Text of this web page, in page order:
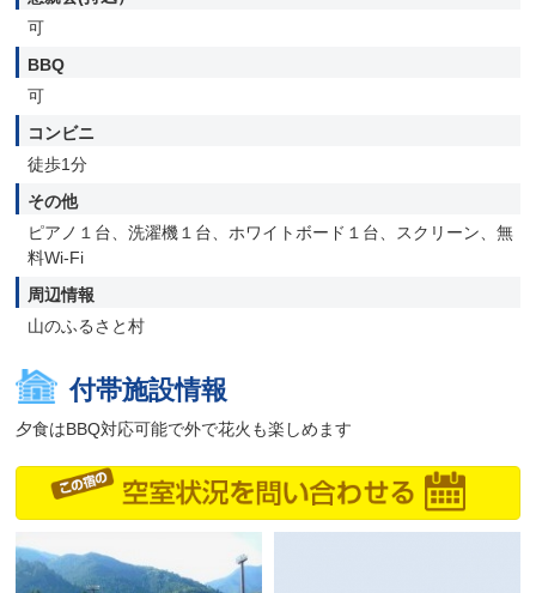
可
BBQ
可
コンビニ
徒歩1分
その他
ピアノ１台、洗濯機１台、ホワイトボード１台、スクリーン、無
料Wi-Fi
周辺情報
山のふるさと村
付帯施設情報
夕食はBBQ対応可能で外で花火も楽しめます